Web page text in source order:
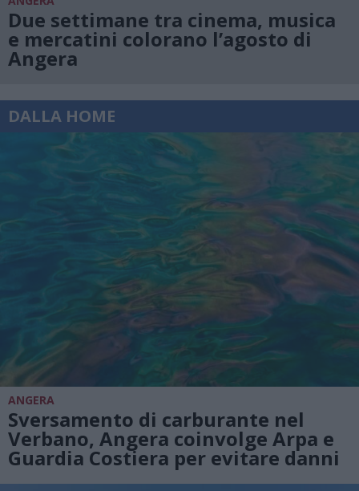
Due settimane tra cinema, musica
e mercatini colorano l’agosto di
Angera
DALLA HOME
ANGERA
Sversamento di carburante nel
Verbano, Angera coinvolge Arpa e
Guardia Costiera per evitare danni